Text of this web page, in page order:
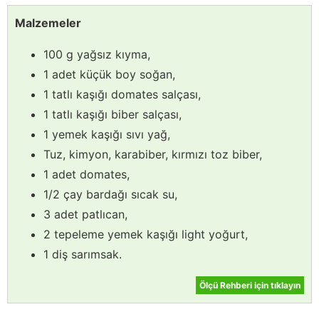
Malzemeler
100 g yağsız kıyma,
1 adet küçük boy soğan,
1 tatlı kaşığı domates salçası,
1 tatlı kaşığı biber salçası,
1 yemek kaşığı sıvı yağ,
Tuz, kimyon, karabiber, kırmızı toz biber,
1 adet domates,
1/2 çay bardağı sıcak su,
3 adet patlıcan,
2 tepeleme yemek kaşığı light yoğurt,
1 diş sarımsak.
Ölçü Rehberi için tıklayın